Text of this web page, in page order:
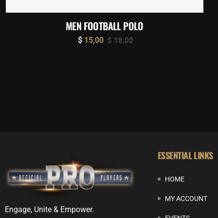
MEN FOOTBALL POLO
$15,00 $ 18,00
Engage, Unite & Empower.
ESSENTIAL LINKS
HOME
MY ACCOUNT